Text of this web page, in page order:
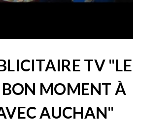
TV "LE
MOMENT À
AUCHAN"